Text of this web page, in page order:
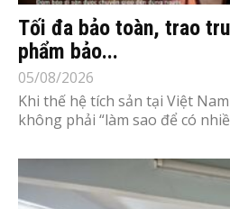
Tối đa bảo toàn, trao
phẩm bảo...
05/08/2026
Khi thế hệ tích sản tại Việt
không phải “làm sao để có